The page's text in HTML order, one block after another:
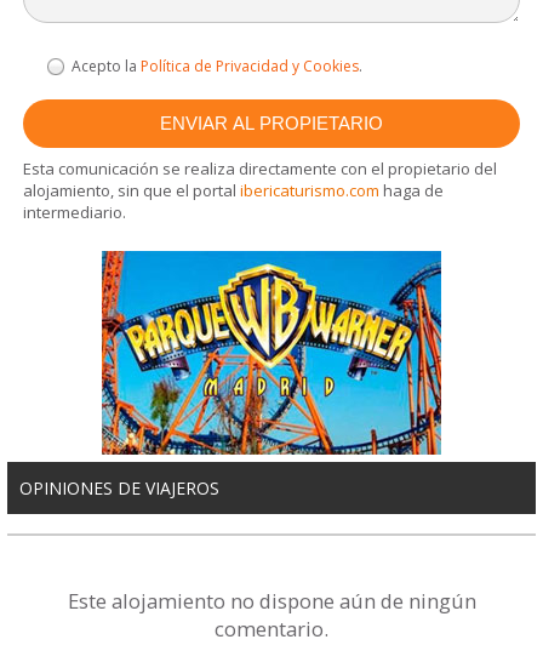
Acepto la Política de Privacidad y Cookies.
Esta comunicación se realiza directamente con el propietario del
alojamiento, sin que el portalibericaturismo.com haga de
intermediario.
OPINIONES DE VIAJEROS
Este alojamiento no dispone aún de ningún
comentario.